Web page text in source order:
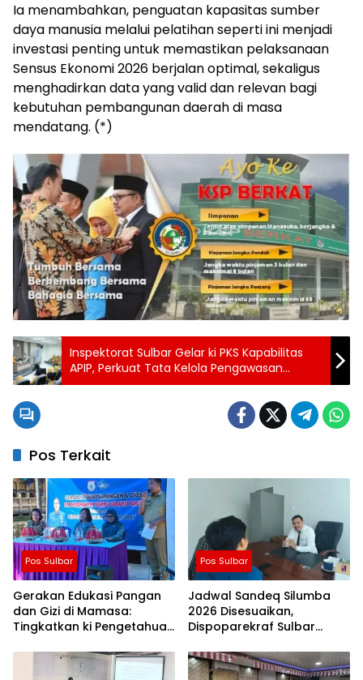
Ia menambahkan, penguatan kapasitas sumber
daya manusia melalui pelatihan seperti ini menjadi
investasi penting untuk memastikan pelaksanaan
Sensus Ekonomi 2026 berjalan optimal, sekaligus
menghadirkan data yang valid dan relevan bagi
kebutuhan pembangunan daerah di masa
mendatang. (*)
Inspektorat Sulbar Gelar ki PKS Kapabilitas
APIP, Perkuat Tata Kelola Pengawasan
Daerah
Pos Terkait
Pos Sulbar
Gerakan Edukasi Pangan
dan Gizi di Mamasa:
Tingkatkan ki Pengetahuan
Keluarga dalam
Pemenuhan Gizi
Pos Sulbar
Jadwal Sandeq Silumba
2026 Disesuaikan,
Dispoparekraf Sulbar
Tetap Dimatangkan